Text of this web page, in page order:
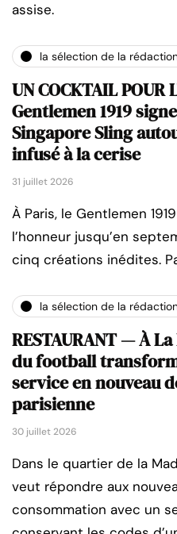
assise.
la sélection de la
UN COCKTAIL
Gentlemen 1919
Singapore Sling
infusé à la cerise
31 juillet 2026
À Paris, le Gentlemen
l’honneur jusqu’en
cinq créations inédites.
la sélection de la
RESTAURANT — À
du football
service en nouveau
parisienne
30 juillet 2026
Dans le quartier de la
veut répondre aux
consommation avec un